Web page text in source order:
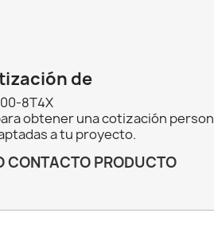
de
8T4X
obtener una cotización
a tu proyecto.
CONTACTO PRODUCTO